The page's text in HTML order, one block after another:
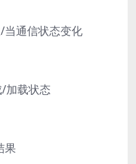
通信状态变化
加载状态
果